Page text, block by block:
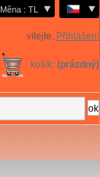
Měna : TL
vítejte, Přihlášení
košík: (prázdný)